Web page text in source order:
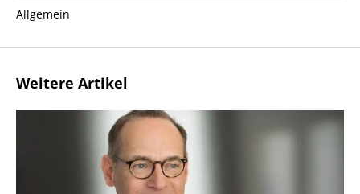
Allgemein
Weitere Artikel